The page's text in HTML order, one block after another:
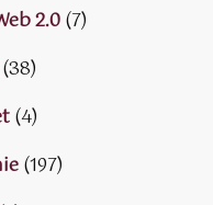
2.0(7)
(38)
(4)
(197)